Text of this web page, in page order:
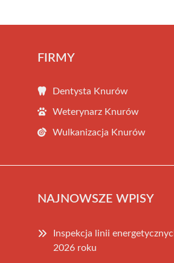
FIRMY
Dentysta Knurów
Weterynarz Knurów
Wulkanizacja Knurów
NAJNOWSZE WPISY
Inspekcja linii
2026 roku